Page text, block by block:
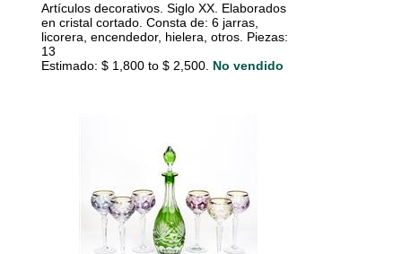
Artículos decorativos. Siglo XX. Elaborados
en cristal cortado. Consta de: 6 jarras,
licorera, encendedor, hielera, otros. Piezas:
13
Estimado: $ 1,800 to $ 2,500. No vendido